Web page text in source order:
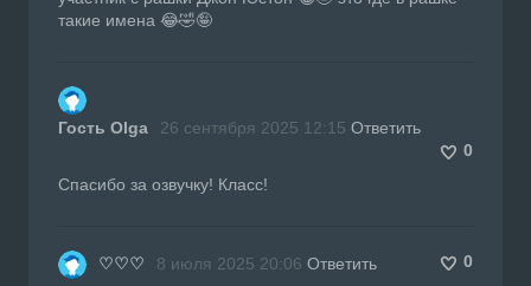
такие имена 😂🤣🤪
Гость Olga 26 сентября 2025 12:15 Ответить
0
Спасибо за озвучку! Класс!
♡♡♡ 8 июля 2025 20:06 Ответить
0